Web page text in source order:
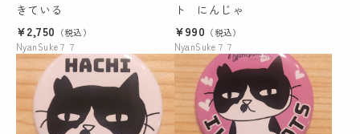
きている
¥2,750 （税込）
NyanSuke７７
ト にんじゃ
¥990 （税込）
NyanSuke７７